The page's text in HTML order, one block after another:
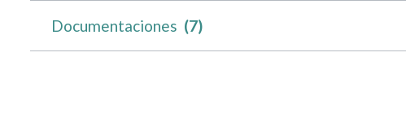
Documentaciones (7)